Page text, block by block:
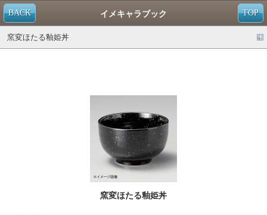
TOP
BACK イメキャラブック
窯変ほたる釉姫丼
窯変ほたる釉姫丼